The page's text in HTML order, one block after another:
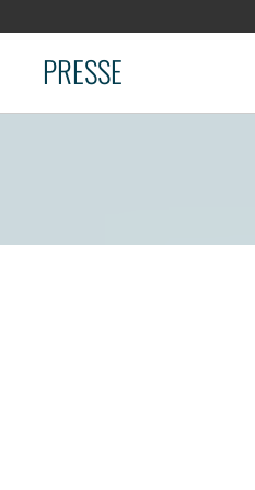
PRESSE